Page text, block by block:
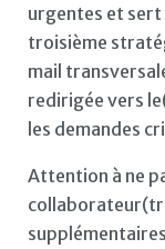
urgentes et sert
troisième
mail
redirigée vers
les demandes
Attention à ne